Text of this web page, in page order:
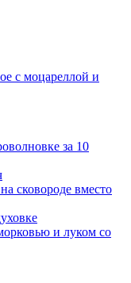
с моцареллой и
за 10
сковороде вместо
и луком со